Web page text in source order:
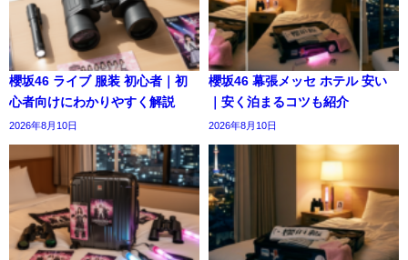
櫻坂46 ライブ 服装 初心者｜初
心者向けにわかりやすく解説
2026年8月10日
櫻坂46 幕張メッセ ホテル 安い
｜安く泊まるコツも紹介
2026年8月10日